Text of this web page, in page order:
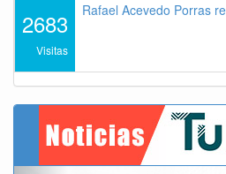
2683
Visitas
Rafael Acevedo Porras